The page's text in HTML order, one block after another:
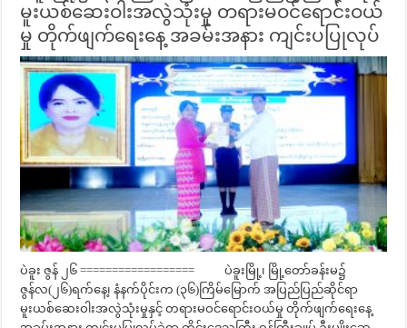
မူးယစ်ဆေးဝါးအလွဲသုံးမှု တရားမဝင်ရောင်းဝယ်
မှု တိုက်ဖျက်ရေးနေ့ အခမ်းအနား ကျင်းပပြုလုပ်
ပဲခူး ဇွန် ၂၆ ================== ပဲခူးမြို့၊ မြို့တော်ခန်းမ၌
ဇွန်လ(၂၆)ရက်နေ့၊ နံနက်ပိုင်းက (၃၆)ကြိမ်မြောက် အပြည်ပြည်ဆိုင်ရာ
မူးယစ်ဆေးဝါးအလွဲသုံးမှုနှင့် တရားမဝင်ရောင်းဝယ်မှု တိုက်ဖျက်ရေးနေ့